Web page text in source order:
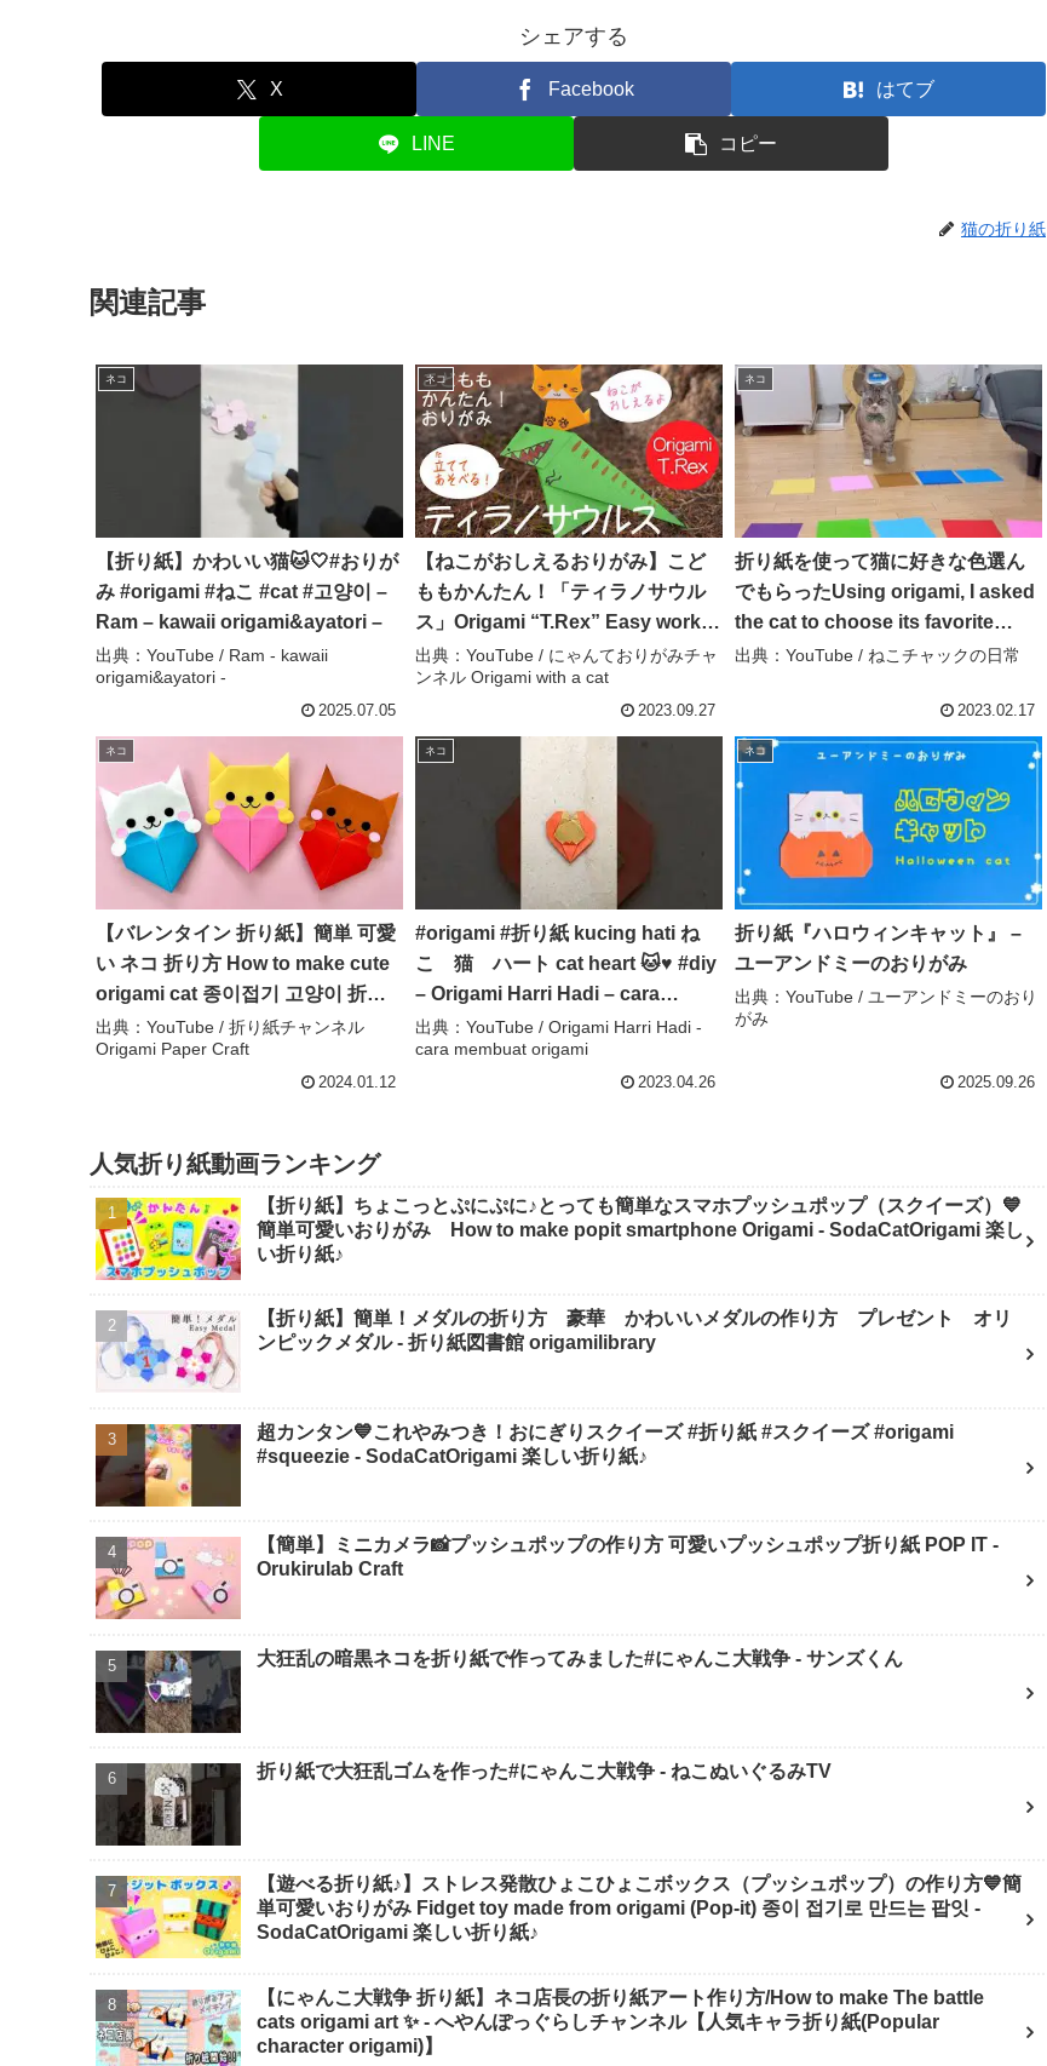
シェアする
X Facebook はてブ
LINE コピー
猫の折り紙
関連記事
ネコ
【折り紙】かわいい猫🐱🤍#おりが
み #origami #ねこ #cat #고양이 –
Ram – kawaii origami&ayatori –
出典：YouTube / Ram - kawaii
origami&ayatori -
2025.07.05
ネコ
【ねこがおしえるおりがみ】こど
ももかんたん！「ティラノサウル
ス」Origami “T.Rex” Easy work
for kids – にゃんておりがみチャン
ネル Origami with a cat
出典：YouTube / にゃんておりがみチャ
ンネル Origami with a cat
2023.09.27
ネコ
折り紙を使って猫に好きな色選ん
でもらったUsing origami, I asked
the cat to choose its favorite
color – ねこチャックの日常
出典：YouTube / ねこチャックの日常
2023.02.17
ネコ
【バレンタイン 折り紙】簡単 可愛
い ネコ 折り方 How to make cute
origami cat 종이접기 고양이 折纸
猫 Valentine paper craft DIY 動物
– 折り紙チャンネル Origami Paper
出典：YouTube / 折り紙チャンネル
Origami Paper Craft
2024.01.12
ネコ
#origami #折り紙 kucing hati ね
こ 猫 ハート cat heart 🐱♥ #diy
– Origami Harri Hadi – cara
membuat origami
出典：YouTube / Origami Harri Hadi -
cara membuat origami
2023.04.26
ネコ
折り紙『ハロウィンキャット』 –
ユーアンドミーのおりがみ
出典：YouTube / ユーアンドミーのおり
がみ
2025.09.26
人気折り紙動画ランキング
【折り紙】ちょこっとぷにぷに♪とっても簡単なスマホプッシュポップ（スクイーズ）💙
簡単可愛いおりがみ How to make popit smartphone Origami - SodaCatOrigami 楽し
い折り紙♪
【折り紙】簡単！メダルの折り方 豪華 かわいいメダルの作り方 プレゼント オリ
ンピックメダル - 折り紙図書館 origamilibrary
超カンタン💙これやみつき！おにぎりスクイーズ #折り紙 #スクイーズ #origami
#squeezie - SodaCatOrigami 楽しい折り紙♪
【簡単】ミニカメラ📸プッシュポップの作り方 可愛いプッシュポップ折り紙 POP IT -
Orukirulab Craft
大狂乱の暗黒ネコを折り紙で作ってみました#にゃんこ大戦争 - サンズくん
折り紙で大狂乱ゴムを作った#にゃんこ大戦争 - ねこぬいぐるみTV
【遊べる折り紙♪】ストレス発散ひょこひょこボックス（プッシュポップ）の作り方💙簡
単可愛いおりがみ Fidget toy made from origami (Pop-it) 종이 접기로 만드는 팝잇 -
SodaCatOrigami 楽しい折り紙♪
【にゃんこ大戦争 折り紙】ネコ店長の折り紙アート作り方/How to make The battle
cats origami art ✨️ - へやんぽっぐらしチャンネル【人気キャラ折り紙(Popular
character origami)】